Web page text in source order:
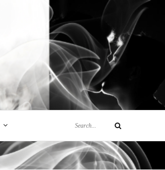
Search